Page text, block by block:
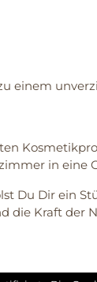
einem
in eine
Du Dir ein
die Kraft der